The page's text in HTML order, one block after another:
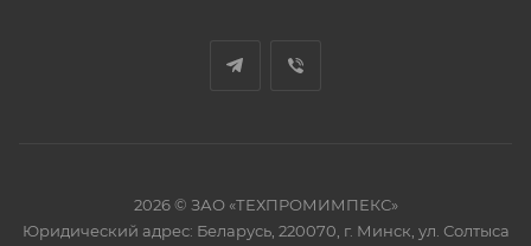
2026 © ЗАО «ТЕХПРОМИМПЕКС»
Юридический адрес: Беларусь, 220070, г. Минск, ул. Солтыса